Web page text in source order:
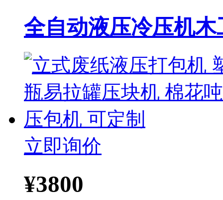
全自动液压冷压机
立即询价
¥3800